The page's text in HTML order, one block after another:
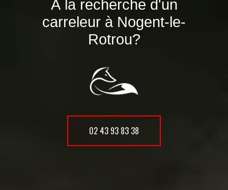
À la recherche d'un
carreleur à Nogent-le-
Rotrou?
02 43 93 83 38